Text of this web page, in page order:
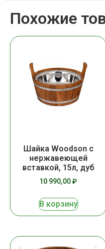
Похожие
Шайка Woodson с
нержавеющей
вставкой, 15л, дуб
10 990,00₽
В корзину